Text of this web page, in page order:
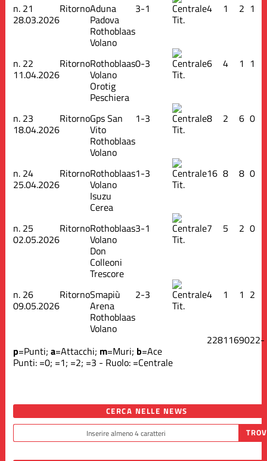
n. 21
28.03.2026
RitornoAduna
Padova
Rothoblaas
Volano
3-1
Tit.
4 1 2 1
n. 22
11.04.2026
RitornoRothoblaas
Volano
Orotig
Peschiera
0-3
Tit.
6 4 1 1
n. 23
18.04.2026
RitornoGps San
Vito
Rothoblaas
Volano
1-3
Tit.
8 2 6 0
n. 24
25.04.2026
RitornoRothoblaas
Volano
Isuzu
Cerea
1-3
Tit.
16 8 8 0
n. 25
02.05.2026
RitornoRothoblaas
Volano
Don
Colleoni
Trescore
3-1
Tit.
7 5 2 0
n. 26
09.05.2026
RitornoSmapiù
Arena
Rothoblaas
Volano
2-3
Tit.
4 1 1 2
2281169022-
p=Punti;a=Attacchi; m=Muri; b=Ace
Punti: =0; =1; =2; =3 - Ruolo: =Centrale
CERCA NELLE NEWS